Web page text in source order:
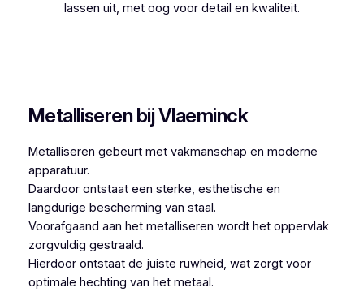
lassen uit, met oog voor detail en kwaliteit.
Metalliseren bij Vlaeminck
Metalliseren gebeurt met vakmanschap en moderne
apparatuur.
Daardoor ontstaat een sterke, esthetische en
langdurige bescherming van staal.
Voorafgaand aan het metalliseren wordt het oppervlak
zorgvuldig gestraald.
Hierdoor ontstaat de juiste ruwheid, wat zorgt voor
optimale hechting van het metaal.